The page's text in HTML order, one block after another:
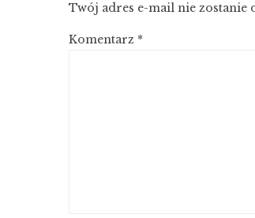
Twój adres e-mail nie zostanie
Komentarz *